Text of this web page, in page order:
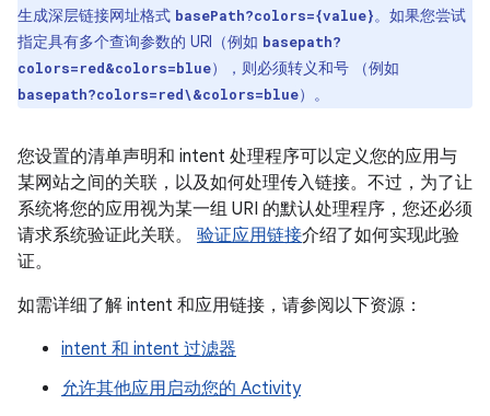
生成深层链接网址格式 basePath?colors={value}。如果您尝试
指定具有多个查询参数的 URI（例如 basepath?
colors=red&colors=blue），则必须转义和号 （例如
basepath?colors=red\&colors=blue）。
您设置的清单声明和 intent 处理程序可以定义您的应用与
某网站之间的关联，以及如何处理传入链接。不过，为了让
系统将您的应用视为某一组 URI 的默认处理程序，您还必须
请求系统验证此关联。 验证应用链接介绍了如何实现此验
证。
如需详细了解 intent 和应用链接，请参阅以下资源：
intent 和 intent 过滤器
允许其他应用启动您的 Activity